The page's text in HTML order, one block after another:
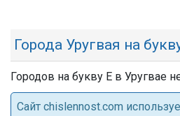
Города Уругвая на
Городов на букву Е в Уругвае
Cайт chislennost.com